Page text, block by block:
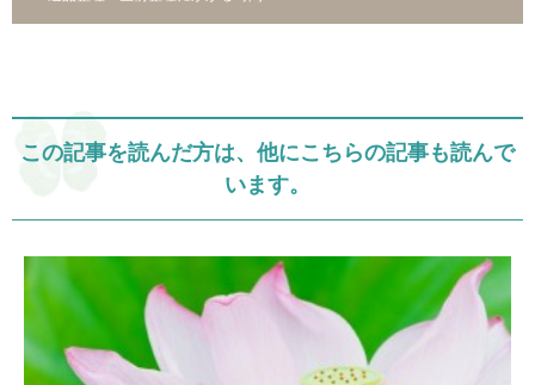
この記事を読んだ方は、他にこちらの記事も読んで
います。